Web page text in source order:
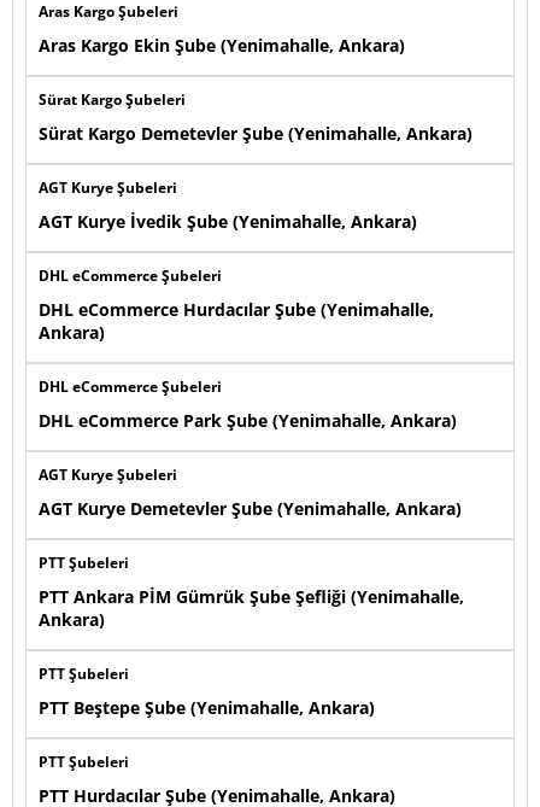
Aras Kargo Şubeleri
Aras Kargo Ekin Şube (Yenimahalle, Ankara)
Sürat Kargo Şubeleri
Sürat Kargo Demetevler Şube (Yenimahalle, Ankara)
AGT Kurye Şubeleri
AGT Kurye İvedik Şube (Yenimahalle, Ankara)
DHL eCommerce Şubeleri
DHL eCommerce Hurdacılar Şube (Yenimahalle,
Ankara)
DHL eCommerce Şubeleri
DHL eCommerce Park Şube (Yenimahalle, Ankara)
AGT Kurye Şubeleri
AGT Kurye Demetevler Şube (Yenimahalle, Ankara)
PTT Şubeleri
PTT Ankara PİM Gümrük Şube Şefliği (Yenimahalle,
Ankara)
PTT Şubeleri
PTT Beştepe Şube (Yenimahalle, Ankara)
PTT Şubeleri
PTT Hurdacılar Şube (Yenimahalle, Ankara)